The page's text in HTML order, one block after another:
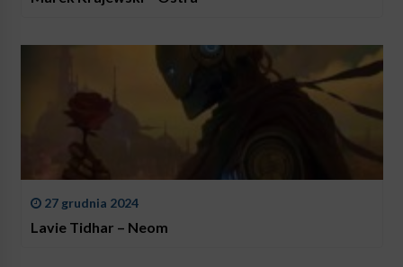
27 grudnia 2024
Lavie Tidhar – Neom